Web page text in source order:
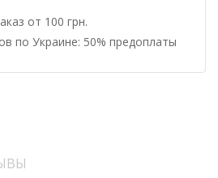
от 100 грн.
по Украине: 50% предоплаты